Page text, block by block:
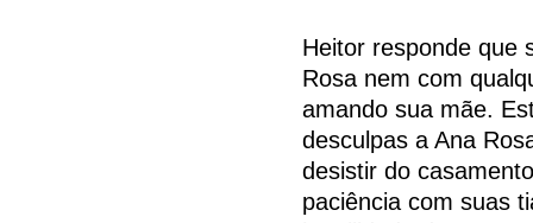
Heitor responde que
Rosa nem com
amando sua mãe.
desculpas a Ana
desistir do
paciência com suas